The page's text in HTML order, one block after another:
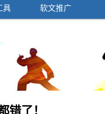
具 软文推广
错了！